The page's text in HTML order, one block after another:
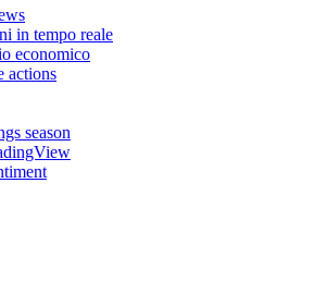
in tempo reale
economico
actions
season